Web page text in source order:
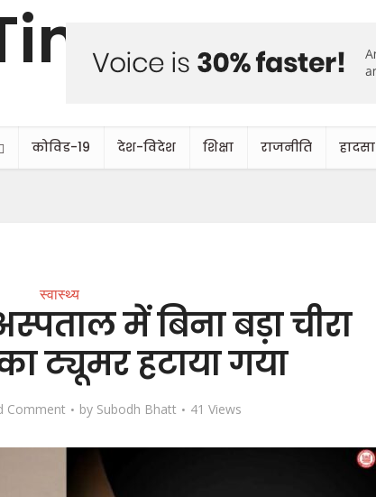
कोविड-19 देश-विदेश शिक्षा राजनीति हादसा
स्वास्थ्य
में बिना बड़ा चीरा
ट्यूमर हटाया गया
Comment by Subodh Bhatt 41 Views